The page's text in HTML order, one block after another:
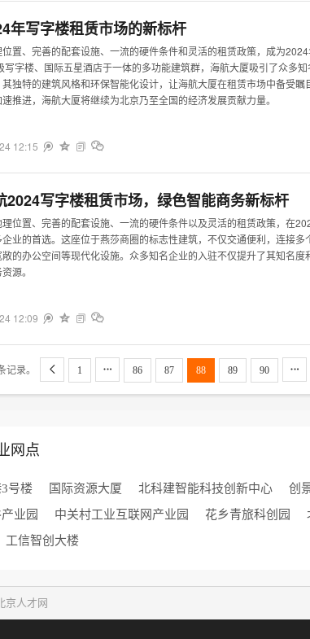
年写字楼租赁市场的新标杆
置、完善的配套设施、一流的硬件条件和灵活的租赁政策，成为
字楼、国际五星酒店于一体的多功能建筑群，海航大厦吸引了众多知
独特的建筑风格和环保智能化设计，让海航大厦在租赁市场中备受瞩
推进，海航大厦将继续为北京乃至全国的经济发展贡献力量。
12:15    
2024写字楼租赁市场，绿色智能商务新标杆
位置、完善的配套设施、一流的硬件条件以及灵活的租赁政策，在
业的首选。这座位于燕莎商圈的标志性建筑，不仅交通便利，连接多
的办公空间等现代化设施。众多知名企业的入驻不仅提升了其知名度
源。
12:09    
记录。  1  86 87 88 89 90 
网点
号楼 国际资源大厦 北科建智能科技创新中心 创
业园 中关村工业互联网产业园 花乡青旅科创园
工信智创大楼
京人才网